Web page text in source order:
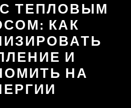
ТЕПЛОВЫМ
КАК
И
НА